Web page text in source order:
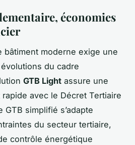
économies
bâtiment moderne exige une
du cadre
GTB Light assure une
avec le Décret Tertiaire
GTB simplifié s’adapte
du secteur tertiaire,
contrôle énergétique